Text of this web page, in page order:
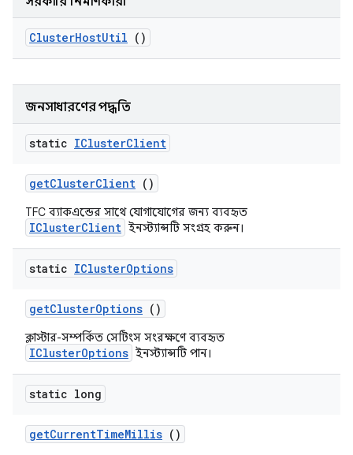
ClusterHostUtil ()
জনসাধারণের পদ্ধতি
static IClusterClient
getClusterClient ()
TFC ব্যাকএন্ডের সাথে যোগাযোগের জন্য ব্যবহৃত
IClusterClient ইনস্ট্যান্সটি সংগ্রহ করুন।
static IClusterOptions
getClusterOptions ()
ক্লাস্টার-সম্পর্কিত সেটিংস সংরক্ষণে ব্যবহৃত
IClusterOptions ইনস্ট্যান্সটি পান।
static long
getCurrentTimeMillis ()